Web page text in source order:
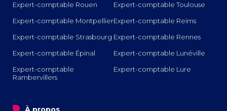
Expert-comptable Rouen
Expert-comptable Toulouse
Expert-comptable MontpellierExpert-comptable Reims
Expert-comptable Strasbourg Expert-comptable Rennes
Expert-comptable Épinal
Expert-comptable Lunéville
Expert-comptable
Rambervillers
Expert-comptable Lure
o